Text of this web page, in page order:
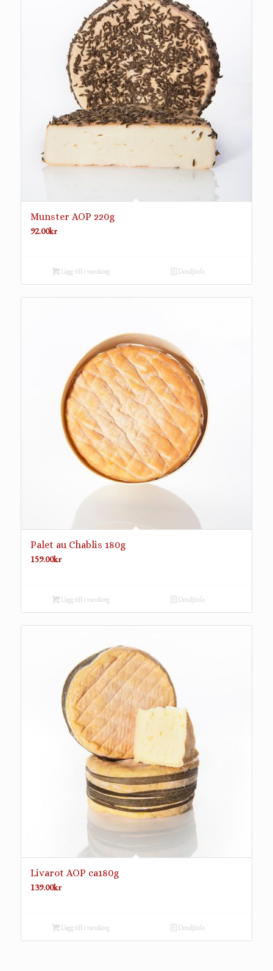
Munster AOP 220g
92.00kr
Lägg till i varukorg Detaljinfo
Palet au Chablis 180g
159.00kr
Lägg till i varukorg Detaljinfo
Livarot AOP ca180g
139.00kr
Lägg till i varukorg Detaljinfo